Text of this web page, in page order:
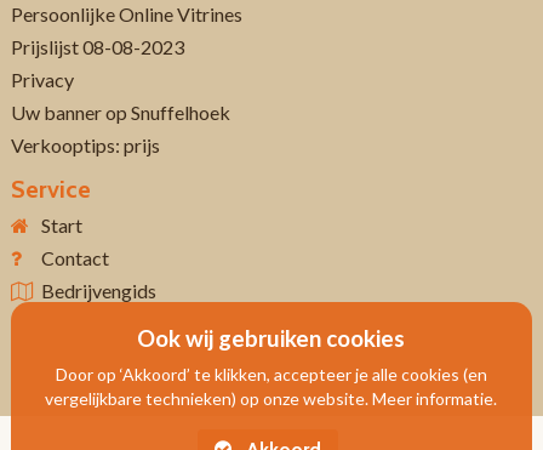
Persoonlijke Online Vitrines
Prijslijst 08-08-2023
Privacy
Uw banner op Snuffelhoek
Verkooptips: prijs
Service
Start
Contact
Bedrijvengids
Ook wij gebruiken cookies
Door op ‘Akkoord’ te klikken, accepteer je alle cookies (en
vergelijkbare technieken) op onze website. Meer informatie.